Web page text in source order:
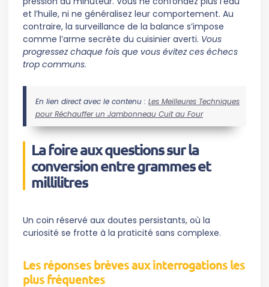
et l’huile, ni ne généralisez leur comportement. Au
contraire, la surveillance de la balance s’impose
comme l’arme secrète du cuisinier averti. Vous
progressez chaque fois que vous évitez ces échecs
trop communs.
En lien direct avec le contenu : Les Meilleures Techniques
pour Réchauffer un Jambonneau Cuit au Four
La foire aux questions sur la
conversion entre grammes et
millilitres
Un coin réservé aux doutes persistants, où la
curiosité se frotte à la praticité sans complexe.
Les réponses brèves aux interrogations les
plus fréquentes